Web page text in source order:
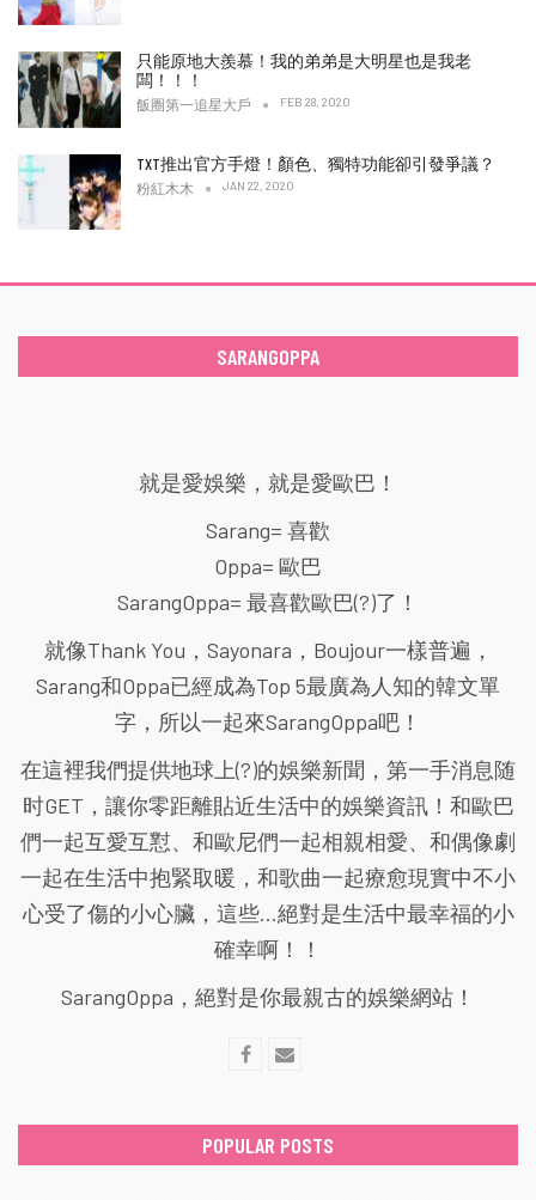
只能原地大羨慕！我的弟弟是大明星也是我老
闆！！！
飯圈第一追星大戶 FEB 28, 2020
TXT推出官方手燈！顏色、獨特功能卻引發爭議？
粉紅木木 JAN 22, 2020
SARANGOPPA
就是愛娛樂，就是愛歐巴！
Sarang= 喜歡
Oppa= 歐巴
SarangOppa= 最喜歡歐巴(?)了！
就像Thank You，Sayonara，Boujour一樣普遍，
Sarang和Oppa已經成為Top 5最廣為人知的韓文單
字，所以一起來SarangOppa吧！
在這裡我們提供地球上(?)的娛樂新聞，第一手消息随
时GET，讓你零距離貼近生活中的娛樂資訊！和歐巴
們一起互愛互懟、和歐尼們一起相親相愛、和偶像劇
一起在生活中抱緊取暖，和歌曲一起療愈現實中不小
心受了傷的小心臟，這些...絕對是生活中最幸福的小
確幸啊！！
SarangOppa，絕對是你最親古的娛樂網站！
POPULAR POSTS